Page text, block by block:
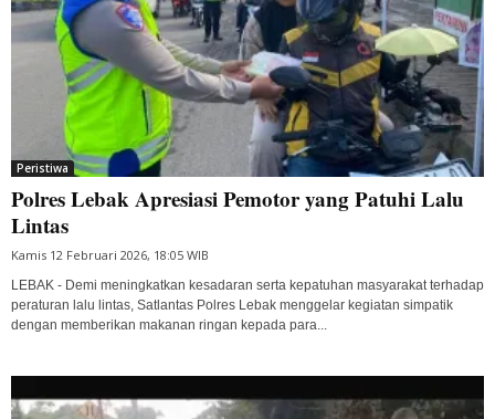
Peristiwa
Polres Lebak Apresiasi Pemotor yang Patuhi Lalu
Lintas
Kamis 12 Februari 2026, 18:05 WIB
LEBAK - Demi meningkatkan kesadaran serta kepatuhan masyarakat terhadap
peraturan lalu lintas, Satlantas Polres Lebak menggelar kegiatan simpatik
dengan memberikan makanan ringan kepada para...